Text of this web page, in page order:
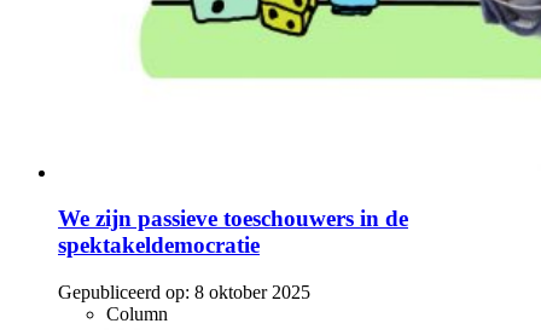
We zijn passieve toeschouwers in de
spektakeldemocratie
Gepubliceerd op: 8 oktober 2025
Column